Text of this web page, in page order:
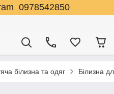
0978542850
білизна та одяг Білизна